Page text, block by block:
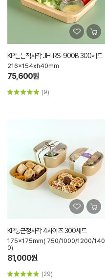
KP든든직사각 JH-RS-900B 300세트
216x154xh40mm
75,600원
(9)
KP둥근정사각 4사이즈 300세트
175x175mm( 750/1000/1200/140
0)
81,000원
(29)